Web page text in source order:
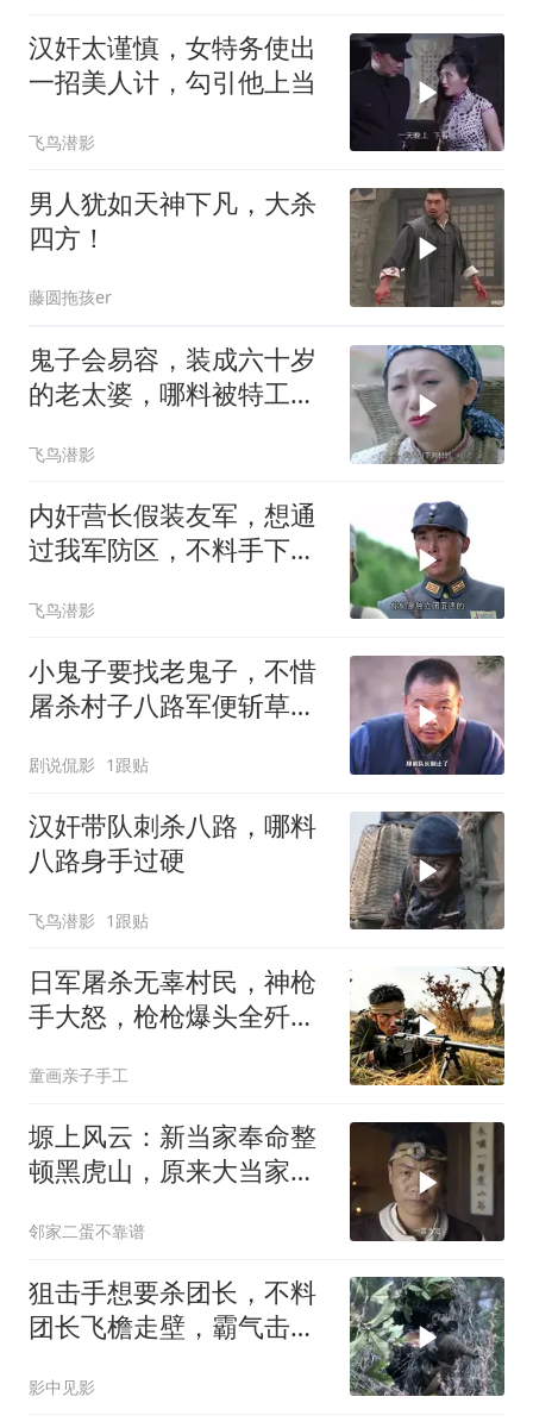
汉奸太谨慎，女特务使出
一招美人计，勾引他上当
飞鸟潜影
男人犹如天神下凡，大杀
四方！
藤圆拖孩er
鬼子会易容，装成六十岁
的老太婆，哪料被特工一
飞鸟潜影
内奸营长假装友军，想通
过我军防区，不料手下的
飞鸟潜影
小鬼子要找老鬼子，不惜
屠杀村子八路军便斩草除
剧说侃影 1跟贴
汉奸带队刺杀八路，哪料
八路身手过硬
飞鸟潜影 1跟贴
日军屠杀无辜村民，神枪
手大怒，枪枪爆头全歼日
童画亲子手工
塬上风云：新当家奉命整
顿黑虎山，原来大当家还
邻家二蛋不靠谱
狙击手想要杀团长，不料
团长飞檐走壁，霸气击杀
影中见影